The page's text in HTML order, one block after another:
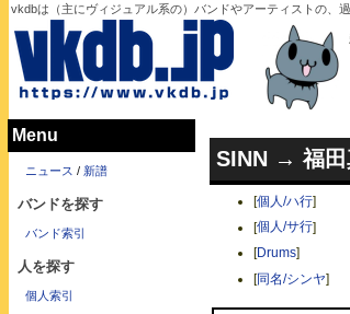
vkdbは（主にヴィジュアル系の）バンドやアーティストの、
SINN → 福田
[個人/ハ行]
[個人/サ行]
[Drums]
[同名/シンヤ]
Menu
ニュース / 新譜
バンドを探す
バンド索引
人を探す
個人索引